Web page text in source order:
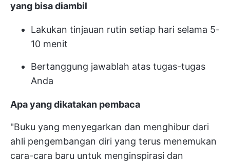
yang bisa diambil
Lakukan tinjauan rutin setiap hari selama 5-
10 menit
Bertanggung jawablah atas tugas-tugas
Anda
Apa yang dikatakan pembaca
"Buku yang menyegarkan dan menghibur dari
ahli pengembangan diri yang terus menemukan
cara-cara baru untuk menginspirasi dan